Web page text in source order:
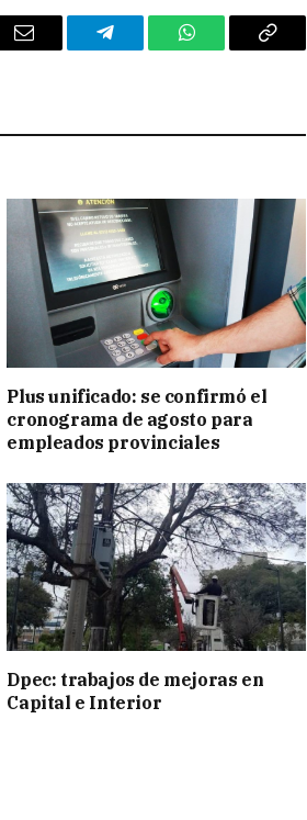
Email Telegram WhatsAppCopy
Plus unificado: se confirmó el
cronograma de agosto para
empleados provinciales
Dpec: trabajos de mejoras en
Capital e Interior